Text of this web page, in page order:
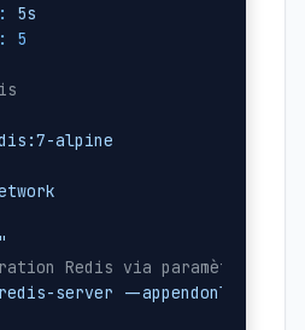
5s
5
alpine
Redis via paramètres de
redis-server --appendonly